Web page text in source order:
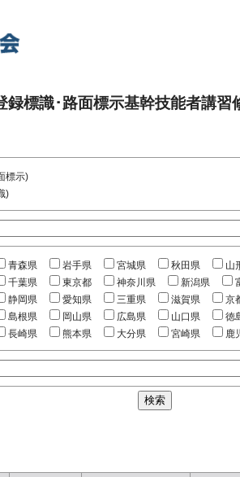
録標識･路面標示基幹技能者講
標示)
)
青森県 岩手県 宮城県 秋田県 山
千葉県 東京都 神奈川県 新潟県
静岡県 愛知県 三重県 滋賀県 京
島根県 岡山県 広島県 山口県 徳
長崎県 熊本県 大分県 宮崎県 鹿